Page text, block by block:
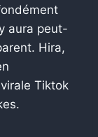
aura peut-
Hira,
Tiktok